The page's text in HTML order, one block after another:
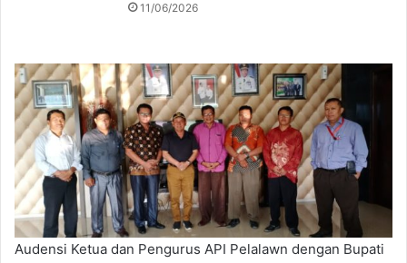
11/06/2026
Audensi Ketua dan Pengurus API Pelalawn dengan Bupati